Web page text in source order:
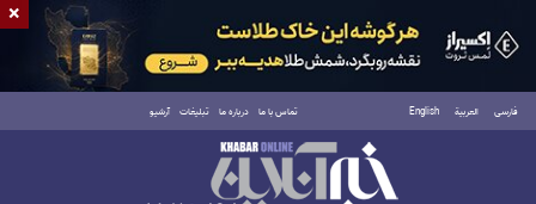
فارسی العربية English تماس با ما درباره ما تبلیغات آرشیو
یکشنبه ۱۸ مرداد ۱۴۰۵
×